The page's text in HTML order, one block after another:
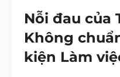
Nỗi đau của
Không
kiện Làm